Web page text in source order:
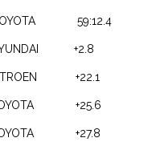
59:12.4
+2.8
+22.1
+25.6
+27.8